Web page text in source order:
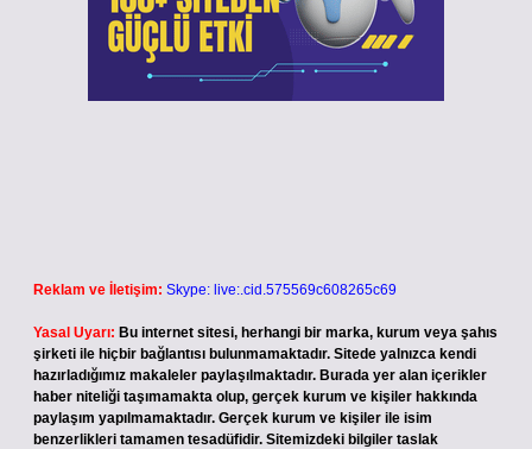
Reklam ve İletişim: Skype: live:.cid.575569c608265c69
Yasal Uyarı: Bu internet sitesi, herhangi bir marka, kurum veya şahıs
şirketi ile hiçbir bağlantısı bulunmamaktadır. Sitede yalnızca kendi
hazırladığımız makaleler paylaşılmaktadır. Burada yer alan içerikler
haber niteliği taşımamakta olup, gerçek kurum ve kişiler hakkında
paylaşım yapılmamaktadır. Gerçek kurum ve kişiler ile isim
benzerlikleri tamamen tesadüfidir. Sitemizdeki bilgiler taslak